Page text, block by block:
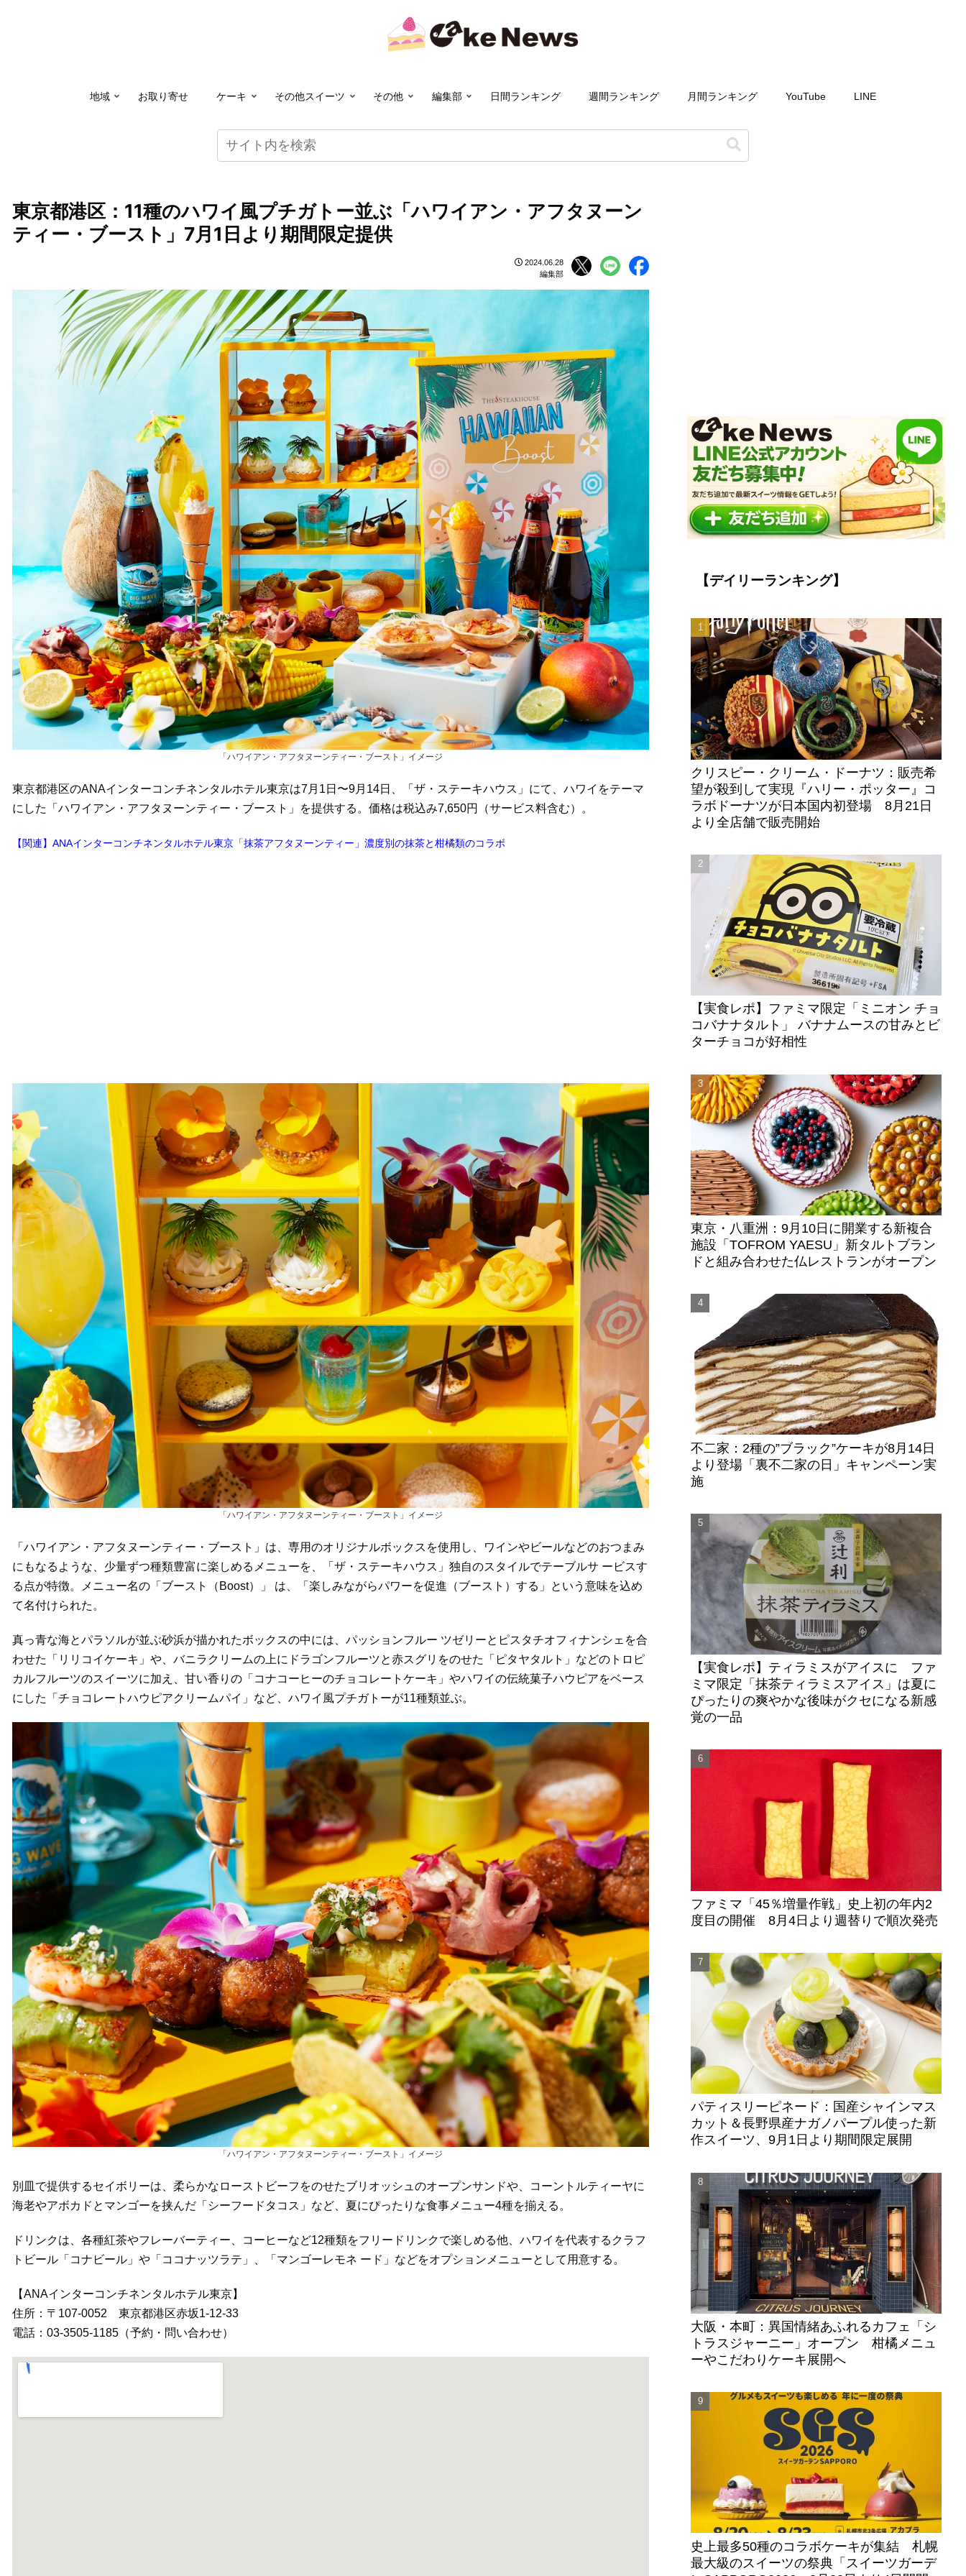
地域 お取り寄せ ケーキ その他スイーツ その他 編集部 日間ランキング 週間ランキング 月間ランキング YouTube LINE
東京都港区：11種のハワイ風プチガトー並ぶ「ハワイアン・アフタヌーン
ティー・ブースト」7月1日より期間限定提供
2024.06.28
編集部
「ハワイアン・アフタヌーンティー・ブースト」イメージ
東京都港区のANAインターコンチネンタルホテル東京は7月1日〜9月14日、「ザ・ステーキハウス」にて、ハワイをテーマ
にした「ハワイアン・アフタヌーンティー・ブースト」を提供する。価格は税込み7,650円（サービス料含む）。
【関連】ANAインターコンチネンタルホテル東京「抹茶アフタヌーンティー」濃度別の抹茶と柑橘類のコラボ
「ハワイアン・アフタヌーンティー・ブースト」イメージ
「ハワイアン・アフタヌーンティー・ブースト」は、専用のオリジナルボックスを使用し、ワインやビールなどのおつまみ
にもなるような、少量ずつ種類豊富に楽しめるメニューを、「ザ・ステーキハウス」独自のスタイルでテーブルサ ービスす
る点が特徴。メニュー名の「ブースト（Boost）」 は、「楽しみながらパワーを促進（ブースト）する」という意味を込め
て名付けられた。
真っ青な海とパラソルが並ぶ砂浜が描かれたボックスの中には、パッションフルー ツゼリーとピスタチオフィナンシェを合
わせた「リリコイケーキ」や、バニラクリームの上にドラゴンフルーツと赤スグリをのせた「ピタヤタルト」などのトロピ
カルフルーツのスイーツに加え、甘い香りの「コナコーヒーのチョコレートケーキ」やハワイの伝統菓子ハウピアをベース
にした「チョコレートハウピアクリームパイ」など、ハワイ風プチガトーが11種類並ぶ。
「ハワイアン・アフタヌーンティー・ブースト」イメージ
別皿で提供するセイボリーは、柔らかなローストビーフをのせたブリオッシュのオープンサンドや、コーントルティーヤに
海老やアボカドとマンゴーを挟んだ「シーフードタコス」など、夏にぴったりな食事メニュー4種を揃える。
ドリンクは、各種紅茶やフレーバーティー、コーヒーなど12種類をフリードリンクで楽しめる他、ハワイを代表するクラフ
トビール「コナビール」や「ココナッツラテ」、「マンゴーレモネ ード」などをオプションメニューとして用意する。
【ANAインターコンチネンタルホテル東京】
住所：〒107-0052 東京都港区赤坂1-12-33
電話：03-3505-1185（予約・問い合わせ）
【デイリーランキング】
クリスピー・クリーム・ドーナツ：販売希
望が殺到して実現『ハリー・ポッター』コ
ラボドーナツが日本国内初登場 8月21日
より全店舗で販売開始
【実食レポ】ファミマ限定「ミニオン チョ
コバナナタルト」 バナナムースの甘みとビ
ターチョコが好相性
東京・八重洲：9月10日に開業する新複合
施設「TOFROM YAESU」新タルトブラン
ドと組み合わせた仏レストランがオープン
不二家：2種の”ブラック”ケーキが8月14日
より登場「裏不二家の日」キャンペーン実
施
【実食レポ】ティラミスがアイスに ファ
ミマ限定「抹茶ティラミスアイス」は夏に
ぴったりの爽やかな後味がクセになる新感
覚の一品
ファミマ「45％増量作戦」史上初の年内2
度目の開催 8月4日より週替りで順次発売
パティスリーピネード：国産シャインマス
カット＆長野県産ナガノパープル使った新
作スイーツ、9月1日より期間限定展開
大阪・本町：異国情緒あふれるカフェ「シ
トラスジャーニー」オープン 柑橘メニュ
ーやこだわりケーキ展開へ
史上最多50種のコラボケーキが集結 札幌
最大級のスイーツの祭典「スイーツガーデ